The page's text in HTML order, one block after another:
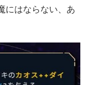
にはならない、あ